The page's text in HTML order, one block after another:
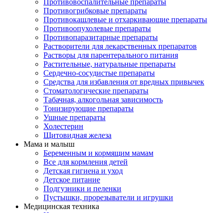
Противовоспалительные препараты
Противогрибковые препараты
Противокашлевые и отхаркивающие препараты
Противоопухолевые препараты
Противопаразитарные препараты
Растворители для лекарственных препаратов
Растворы для парентерального питания
Растительные, натуральные препараты
Сердечно-сосудистые препараты
Средства для избавления от вредных привычек
Стоматологические препараты
Табачная, алкогольная зависимость
Тонизирующие препараты
Ушные препараты
Холестерин
Щитовидная железа
Мама и малыш
Беременным и кормящим мамам
Все для кормления детей
Детская гигиена и уход
Детское питание
Подгузники и пеленки
Пустышки, прорезыватели и игрушки
Медицинская техника